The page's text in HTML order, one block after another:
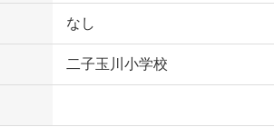
なし
二子玉川小学校